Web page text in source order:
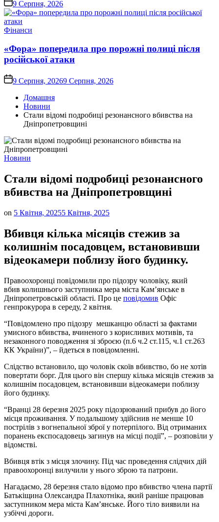
9 Серпня, 2026
Опублікувати
Фінанси
«Фора» попередила про порожні полиці після
російської атаки
on9 Серпня, 20269 Серпня, 2026
Домашня
Новини
Стали відомі подробиці резонансного вбивства на
Дніпропетровщині
Опублікувати
Новини
Стали відомі подробиці резонансного
вбивства на Дніпропетровщині
on 5 Квітня, 20255 Квітня, 2025
Вбивця кілька місяців стежив за
колишнім посадовцем, встановивши
відеокамери поблизу його будинку.
Правоохоронці повідомили про підозру чоловіку, який
вбив колишнього заступника мера міста Кам’янське в
Дніпропетровській області. Про це повідомив Офіс
генпрокурора в середу, 2 квітня.
“Повідомлено про підозру мешканцю області за фактами
умисного вбивства, вчиненого з корисливих мотивів, та
незаконного поводження зі зброєю (п.6 ч.2 ст.115, ч.1 ст.263
КК України)”, – йдеться в повідомленні.
Слідство встановило, що чоловік скоїв вбивство, бо не хотів
повертати борг. Для цього він спершу кілька місяців стежив за
колишнім посадовцем, встановивши відеокамери поблизу
його будинку.
“Вранці 28 березня 2025 року підозрюваний прибув до його
місця проживання. У подальшому здійснив не менше 10
пострілів з вогнепальної зброї у потерпілого. Від отриманих
поранень експосадовець загинув на місці події”, – розповіли у
відомстві.
Вбивця втік з місця злочину. Під час проведення слідчих дій
правоохоронці вилучили у нього зброю та патрони.
Нагадаємо, 28 березня стало відомо про вбивство члена партії
Батькіщина Олександра Плахотніка, який раніше працював
заступником мера міста Кам’янське. Його тіло виявили на
узбіччі дороги.